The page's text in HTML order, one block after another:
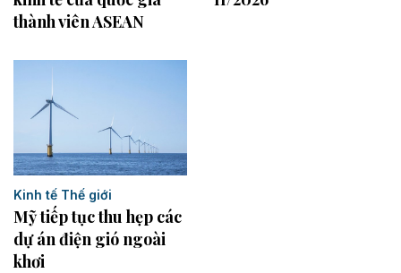
thành viên ASEAN
Kinh tế Thế giới
Mỹ tiếp tục thu hẹp các
dự án điện gió ngoài
khơi